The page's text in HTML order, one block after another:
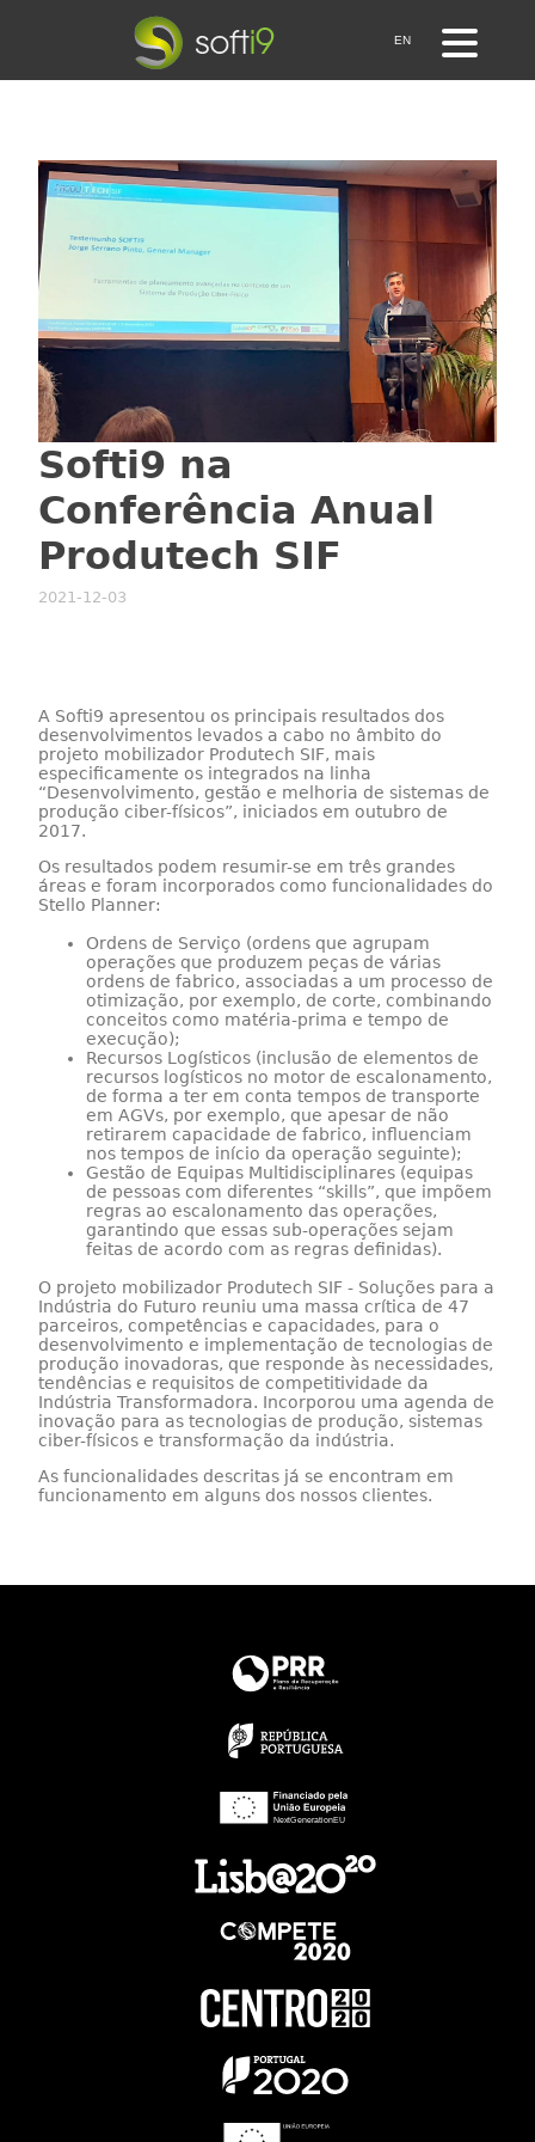
EN
Softi9 na
Conferência Anual
Produtech SIF
2021-12-03
A Softi9 apresentou os principais resultados dos
desenvolvimentos levados a cabo no âmbito do
projeto mobilizador Produtech SIF, mais
especificamente os integrados na linha
“Desenvolvimento, gestão e melhoria de sistemas de
produção ciber-físicos”, iniciados em outubro de
2017.
Os resultados podem resumir-se em três grandes
áreas e foram incorporados como funcionalidades do
Stello Planner:
Ordens de Serviço (ordens que agrupam
operações que produzem peças de várias
ordens de fabrico, associadas a um processo de
otimização, por exemplo, de corte, combinando
conceitos como matéria-prima e tempo de
execução);
Recursos Logísticos (inclusão de elementos de
recursos logísticos no motor de escalonamento,
de forma a ter em conta tempos de transporte
em AGVs, por exemplo, que apesar de não
retirarem capacidade de fabrico, influenciam
nos tempos de início da operação seguinte);
Gestão de Equipas Multidisciplinares (equipas
de pessoas com diferentes “skills”, que impõem
regras ao escalonamento das operações,
garantindo que essas sub-operações sejam
feitas de acordo com as regras definidas).
O projeto mobilizador Produtech SIF - Soluções para a
Indústria do Futuro reuniu uma massa crítica de 47
parceiros, competências e capacidades, para o
desenvolvimento e implementação de tecnologias de
produção inovadoras, que responde às necessidades,
tendências e requisitos de competitividade da
Indústria Transformadora. Incorporou uma agenda de
inovação para as tecnologias de produção, sistemas
ciber-físicos e transformação da indústria.
As funcionalidades descritas já se encontram em
funcionamento em alguns dos nossos clientes.